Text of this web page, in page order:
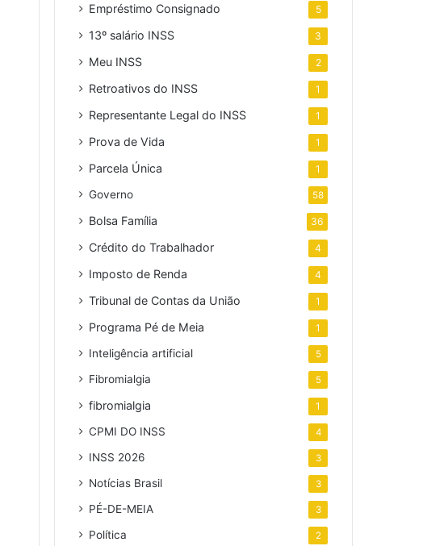
Empréstimo Consignado 5
13º salário INSS 3
Meu INSS 2
Retroativos do INSS 1
Representante Legal do INSS 1
Prova de Vida 1
Parcela Única 1
Governo 58
Bolsa Família 36
Crédito do Trabalhador 4
Imposto de Renda 4
Tribunal de Contas da União 1
Programa Pé de Meia 1
Inteligência artificial 5
Fibromialgia 5
fibromialgia 1
CPMI DO INSS 4
INSS 2026 3
Notícias Brasil 3
PÉ-DE-MEIA 3
Política 2